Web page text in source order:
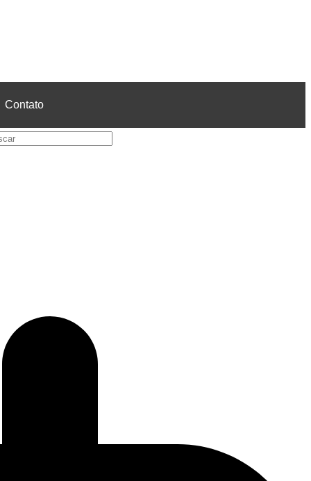
Contato